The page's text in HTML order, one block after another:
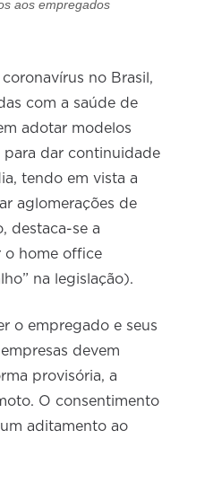
aos empregados
no Brasil,
com a saúde de
adotar modelos
dar continuidade
tendo em vista a
aglomerações de
destaca-se a
o home office
na legislação).
o empregado e seus
devem
provisória, a
O consentimento
aditamento ao